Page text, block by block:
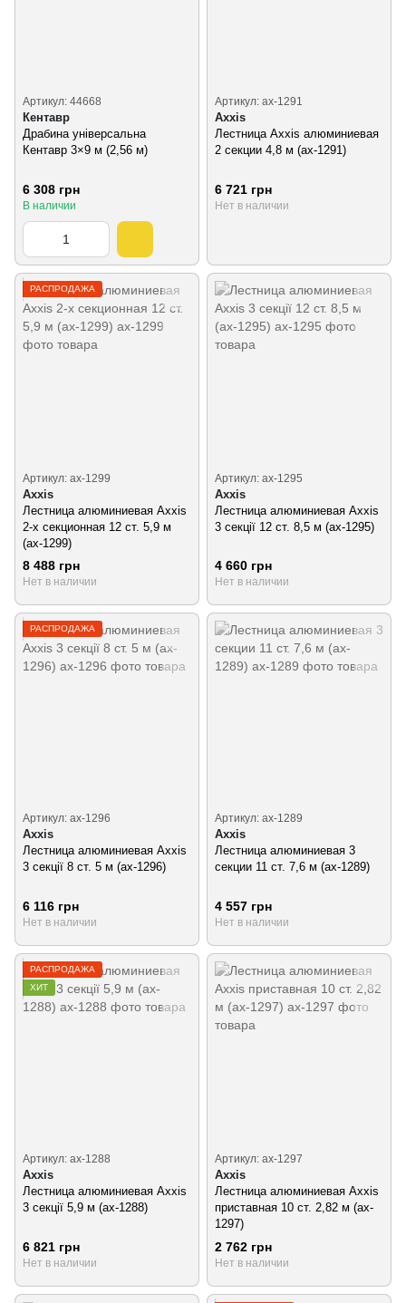
Артикул: 44668
Кентавр
Драбина універсальна
Кентавр 3×9 м (2,56 м)
6 308 грн
В наличии
Артикул: ax-1291
Axxis
Лестница Axxis алюминиевая
2 секции 4,8 м (ax-1291)
6 721 грн
Нет в наличии
РАСПРОДАЖА
Артикул: ax-1299
Axxis
Лестница алюминиевая Axxis
2-х секционная 12 ст. 5,9 м
(ax-1299)
8 488 грн
Нет в наличии
Артикул: ax-1295
Axxis
Лестница алюминиевая Axxis
3 секції 12 ст. 8,5 м (ax-1295)
4 660 грн
Нет в наличии
РАСПРОДАЖА
Артикул: ax-1296
Axxis
Лестница алюминиевая Axxis
3 секції 8 ст. 5 м (ax-1296)
6 116 грн
Нет в наличии
Артикул: ax-1289
Axxis
Лестница алюминиевая 3
секции 11 ст. 7,6 м (ax-1289)
4 557 грн
Нет в наличии
РАСПРОДАЖА
ХИТ
Артикул: ax-1288
Axxis
Лестница алюминиевая Axxis
3 секції 5,9 м (ax-1288)
6 821 грн
Нет в наличии
Артикул: ax-1297
Axxis
Лестница алюминиевая Axxis
приставная 10 ст. 2,82 м (ax-
1297)
2 762 грн
Нет в наличии